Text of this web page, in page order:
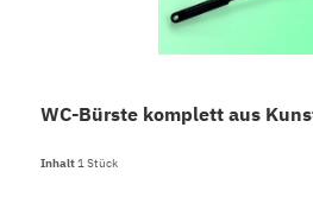
WC-Bürste komplett aus
Inhalt1 Stück